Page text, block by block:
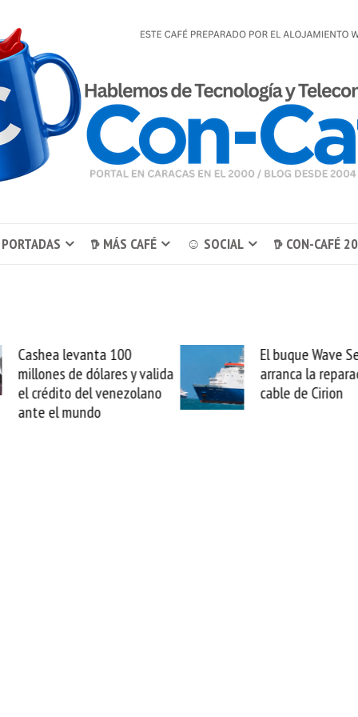
𖠚 MÁS CAFÉ ☺ SOCIAL 𖠚 CON-CAFÉ
El buque Wave Sentinel
arranca la reparación del
cable de Cirion
Uber se lleva
sabemos todo lo
mejorar
esta movida